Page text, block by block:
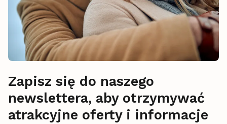
Zapisz się do naszego
newslettera, aby otrzymywać
atrakcyjne oferty i informacje